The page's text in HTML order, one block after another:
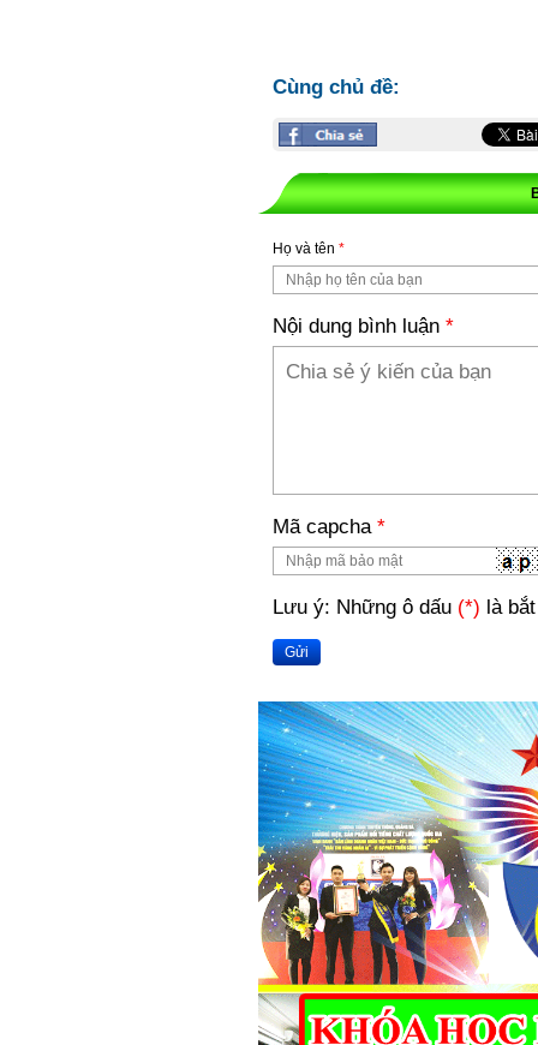
Cùng chủ đề:
Họ và tên *
Nội dung bình luận *
Mã capcha *
Lưu ý: Những ô dấu (*) là
Gửi